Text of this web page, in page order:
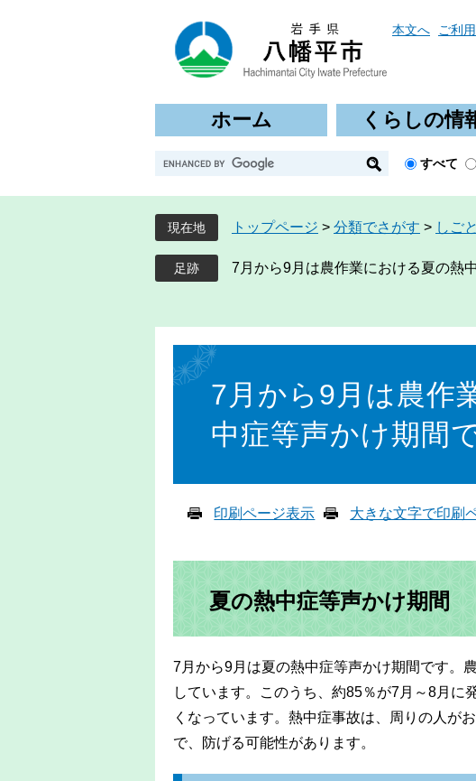
本文へ ご利
ホーム くらしの情
G
o
g
l
e
カ
すべて
現在地 トップページ > 分類でさがす > しご
7月から9月は農作業における夏の熱
文
7月から9月は農作
中症等声かけ期間
印刷ページ表示 大きな文字で印刷
夏の熱中症等声かけ期間
7月から9月は夏の熱中症等声かけ期間です。
しています。このうち、約85％が7月～8月に
くなっています。熱中症事故は、周りの人が
で、防げる可能性があります。